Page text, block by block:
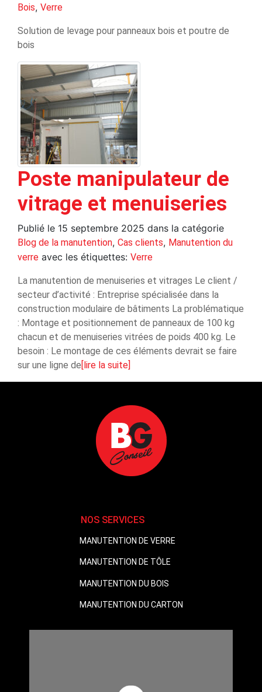
Bois, Verre
Solution de levage pour panneaux bois et poutre de
bois
Poste manipulateur de
vitrage et menuiseries
Publié le 15 septembre 2025 dans la catégorie
Blog de la manutention, Cas clients, Manutention du
verre avec les étiquettes: Verre
La manutention de menuiseries et vitrages Le client /
secteur d’activité : Entreprise spécialisée dans la
construction modulaire de bâtiments La problématique
: Montage et positionnement de panneaux de 100 kg
chacun et de menuiseries vitrées de poids 400 kg. Le
besoin : Le montage de ces éléments devrait se faire
sur une ligne de[lire la suite]
NOS SERVICES
MANUTENTION DE VERRE
MANUTENTION DE TÔLE
MANUTENTION DU BOIS
MANUTENTION DU CARTON